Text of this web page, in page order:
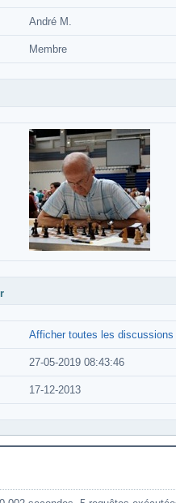
André M.
Membre
Afficher toutes les discussions
27-05-2019 08:43:46
17-12-2013